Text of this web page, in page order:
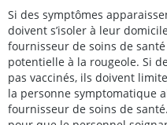
Si des symptômes
doivent s’isoler à leur
fournisseur de soins de santé
potentielle à la rougeole. Si
pas vaccinés, ils doivent
la personne symptomatique
fournisseur de soins de